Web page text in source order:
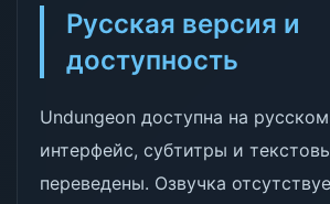
Русская версия и
доступность
Undungeon доступна на
интерфейс, субтитры и
переведены. Озвучка